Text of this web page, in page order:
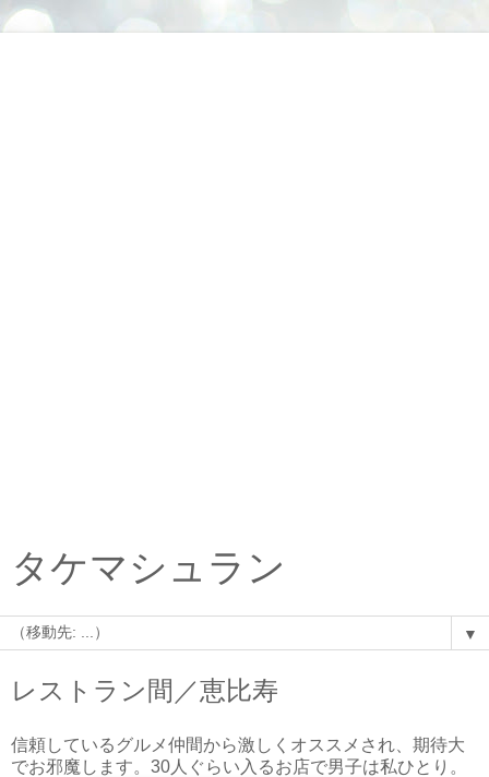
タケマシュラン
▼
レストラン間／恵比寿
信頼しているグルメ仲間から激しくオススメされ、期待大
でお邪魔します。30人ぐらい入るお店で男子は私ひとり。